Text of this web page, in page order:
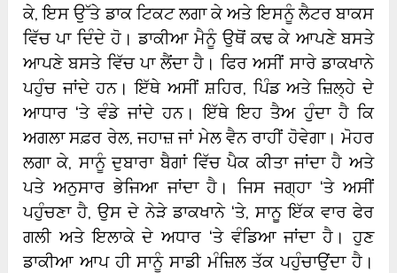
ਕੇ, ਇਸ ਉੱਤੇ ਡਾਕ ਟਿਕਟ ਲਗਾ ਕੇ ਅਤੇ ਇਸਨੂੰ ਲੈਟਰ ਬਾਕਸ
ਵਿੱਚ ਪਾ ਦਿੰਦੇ ਹੋ। ਡਾਕੀਆ ਮੈਨੂੰ ਉਥੋਂ ਕਢ ਕੇ ਆਪਣੇ ਬਸਤੇ
ਆਪਣੇ ਬਸਤੇ ਵਿੱਚ ਪਾ ਲੈਂਦਾ ਹੈ। ਫਿਰ ਅਸੀਂ ਸਾਰੇ ਡਾਕਖਾਨੇ
ਪਹੁੰਚ ਜਾਂਦੇ ਹਨ। ਇੱਥੇ ਅਸੀਂ ਸ਼ਹਿਰ, ਪਿੰਡ ਅਤੇ ਜ਼ਿਲ੍ਹੇ ਦੇ
ਆਧਾਰ ‘ਤੇ ਵੰਡੇ ਜਾਂਦੇ ਹਨ। ਇੱਥੇ ਇਹ ਤੈਅ ਹੁੰਦਾ ਹੈ ਕਿ
ਅਗਲਾ ਸਫ਼ਰ ਰੇਲ, ਜਹਾਜ਼ ਜਾਂ ਮੇਲ ਵੈਨ ਰਾਹੀਂ ਹੋਵੇਗਾ। ਮੋਹਰ
ਲਗਾ ਕੇ, ਸਾਨੂੰ ਦੁਬਾਰਾ ਬੈਗਾਂ ਵਿੱਚ ਪੈਕ ਕੀਤਾ ਜਾਂਦਾ ਹੈ ਅਤੇ
ਪਤੇ ਅਨੁਸਾਰ ਭੇਜਿਆ ਜਾਂਦਾ ਹੈ। ਜਿਸ ਜਗ੍ਹਾ ‘ਤੇ ਅਸੀਂ
ਪਹੁੰਚਣਾ ਹੈ, ਉਸ ਦੇ ਨੇੜੇ ਡਾਕਖਾਨੇ ‘ਤੇ, ਸਾਨੂ ਇੱਕ ਵਾਰ ਫੇਰ
ਗਲੀ ਅਤੇ ਇਲਾਕੇ ਦੇ ਅਧਾਰ ‘ਤੇ ਵੰਡਿਆ ਜਾਂਦਾ ਹੈ। ਹੁਣ
ਡਾਕੀਆ ਆਪ ਹੀ ਸਾਨੂੰ ਸਾਡੀ ਮੰਜ਼ਿਲ ਤੱਕ ਪਹੁੰਚਾਉਂਦਾ ਹੈ।